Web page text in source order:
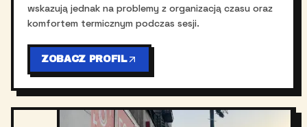
wskazują jednak na problemy z organizacją czasu oraz
komfortem termicznym podczas sesji.
ZOBACZ PROFIL